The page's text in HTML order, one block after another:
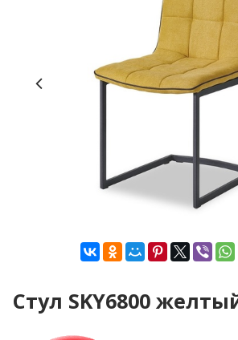
Стул SKY6800